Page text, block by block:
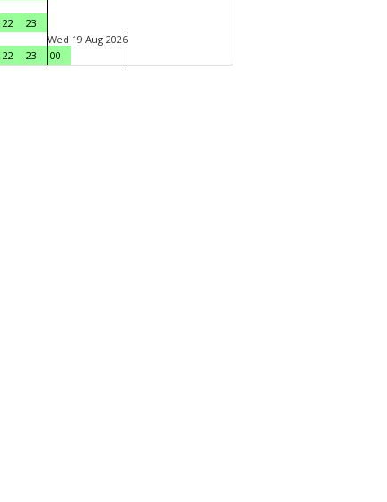
22
23
22 23
Wed 19 Aug 2026
00